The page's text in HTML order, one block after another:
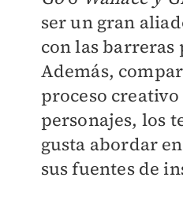
ser un gran
con las barreras
Además,
proceso
personajes, los
gusta abordar
sus fuentes de